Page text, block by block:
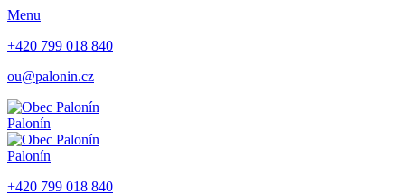
Menu
+420 799 018 840
ou@palonin.cz
Palonín
Palonín
+420 799 018 840